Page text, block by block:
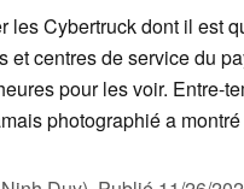
les Cybertruck dont il est
et centres de service du
pour les voir. Entre-
photographié a